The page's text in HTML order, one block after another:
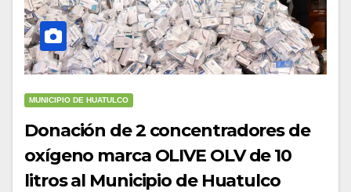
MUNICIPIO DE HUATULCO
Donación de 2 concentradores de
oxígeno marca OLIVE OLV de 10
litros al Municipio de Huatulco